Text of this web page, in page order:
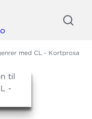
med CL - Kortprosa